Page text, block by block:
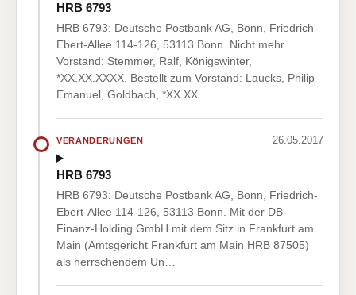
HRB 6793
HRB 6793: Deutsche Postbank AG, Bonn, Friedrich-
Ebert-Allee 114-126, 53113 Bonn. Nicht mehr
Vorstand: Stemmer, Ralf, Königswinter,
*XX.XX.XXXX. Bestellt zum Vorstand: Laucks, Philip
Emanuel, Goldbach, *XX.XX…
VERÄNDERUNGEN 26.05.2017
HRB 6793
HRB 6793: Deutsche Postbank AG, Bonn, Friedrich-
Ebert-Allee 114-126, 53113 Bonn. Mit der DB
Finanz-Holding GmbH mit dem Sitz in Frankfurt am
Main (Amtsgericht Frankfurt am Main HRB 87505)
als herrschendem Un…